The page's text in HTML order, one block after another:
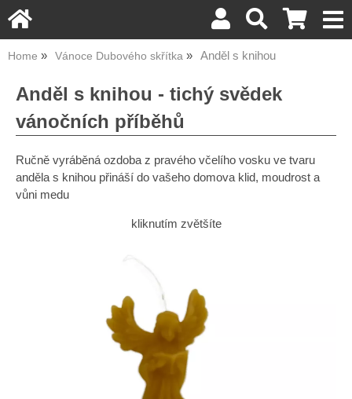
Home Vánoce Dubového skřítka Anděl s knihou
Anděl s knihou - tichý svědek
vánočních příběhů
Ručně vyráběná ozdoba z pravého včelího vosku ve tvaru
anděla s knihou přináší do vašeho domova klid, moudrost a
vůni medu
kliknutím zvětšíte